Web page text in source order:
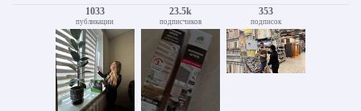
1033
публикации
23.5k
подписчиков
353
подписок